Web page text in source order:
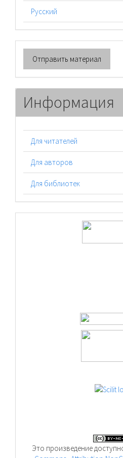
Русский
Отправить
материал
Отправить материал
Информация
Для читателей
Для авторов
Для библиотек
Это произведение